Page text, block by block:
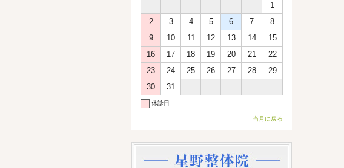
1
2
3 4 5 6 7
8
9
10 11 12 13 14
15
16
17 18 19 20 21
22
23
24 25 26 27 28
29
30
31
休診日
当月に戻る